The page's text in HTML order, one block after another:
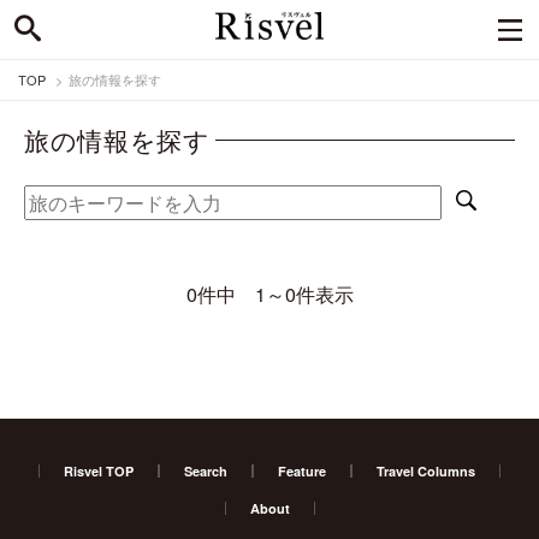
TOP 旅の情報を探す
旅の情報を探す
0件中 1～0件表示
Risvel TOP Search Feature Travel Columns
About